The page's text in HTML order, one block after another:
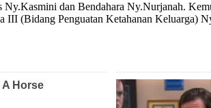
dan Bendahara Ny.Nurjanah.
(Bidang Penguatan Ketahanan Keluarga)